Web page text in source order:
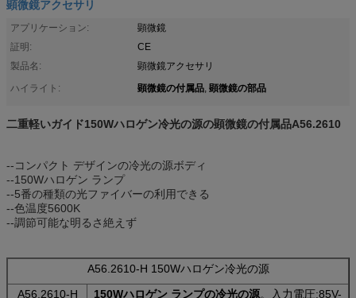
顕微鏡アクセサリ
アプリケーション:
顕微鏡
証明:
CE
製品名:
顕微鏡アクセサリ
ハイライト:
顕微鏡の付属品, 顕微鏡の部品
二重軽いガイド150Wハロゲン冷光の源の顕微鏡の付属品A56.2610
--コンパクト デザインの冷光の源ボディ
--150Wハロゲン ランプ
--5番の種類の光ファイバーの利用できる
--色温度5600K
--調節可能な明るさ絶えず
A56.2610-H 150Wハロゲン冷光の源
A56.2610-H
150Wハロゲン ランプの冷光の源。入力電圧:85V-